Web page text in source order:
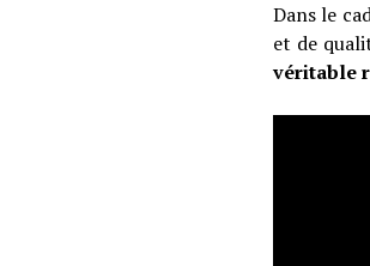
Dans le
et de
véritable